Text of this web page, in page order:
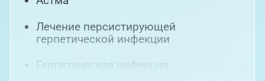
Лечение персистирующей
герпетической инфекции
Герпетическая инфекция